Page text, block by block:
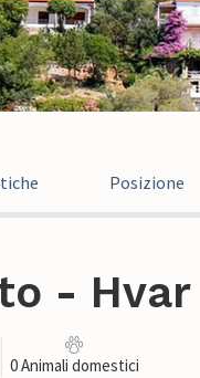
Posizione
-
0 Animali domestici